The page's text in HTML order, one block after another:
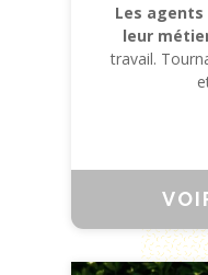
Les
leur
travail.